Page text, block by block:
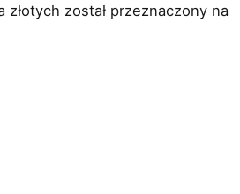
został przeznaczony na